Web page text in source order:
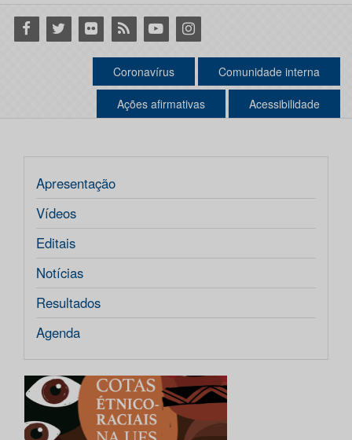
Facebook
Twitter Flickr RSS YoutubeInstagram
Coronavírus Comunidade interna
Ações afirmativas Acessibilidade
Apresentação
Vídeos
Editais
Notícias
Resultados
Agenda